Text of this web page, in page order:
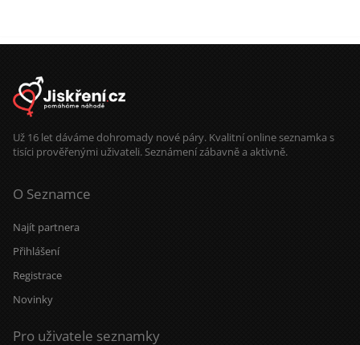
med od pana včelaře/kamaráda.
energii. A když se naše cesty
protnou, vezmu to jako znamení, že
vesmír má občas opravdu dobré
Už 16 let dáváme dohromady nové páry. Kvalitní online seznamka s
tisíci prověřenými uživateli. Seznámení zábavně a aktivně.
O Seznamce
Najít partnera
Přihlášení
Registrace
Novinky
Pro uživatele seznamky